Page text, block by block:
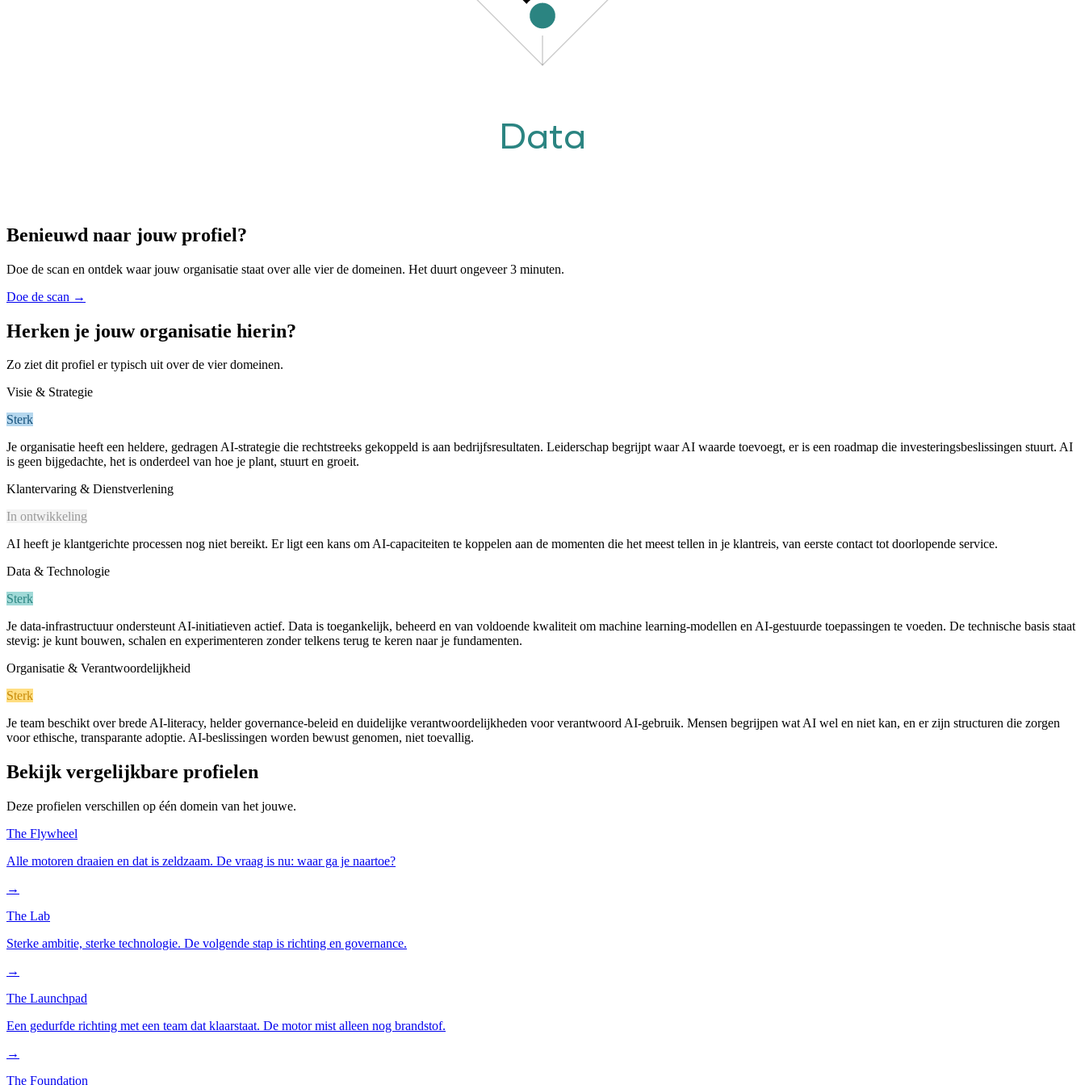
Data
Benieuwd naar jouw profiel?
Doe de scan en ontdek waar jouw organisatie staat over alle vier de domeinen. Het duurt ongeveer 3 minuten.
Doe de scan →
Herken je jouw organisatie hierin?
Zo ziet dit profiel er typisch uit over de vier domeinen.
Visie & Strategie
Sterk
Je organisatie heeft een heldere, gedragen AI-strategie die rechtstreeks gekoppeld is aan bedrijfsresultaten. Leiderschap begrijpt waar AI waarde toevoegt, er is een roadmap die investeringsbeslissingen stuurt. AI
is geen bijgedachte, het is onderdeel van hoe je plant, stuurt en groeit.
Klantervaring & Dienstverlening
In ontwikkeling
AI heeft je klantgerichte processen nog niet bereikt. Er ligt een kans om AI-capaciteiten te koppelen aan de momenten die het meest tellen in je klantreis, van eerste contact tot doorlopende service.
Data & Technologie
Sterk
Je data-infrastructuur ondersteunt AI-initiatieven actief. Data is toegankelijk, beheerd en van voldoende kwaliteit om machine learning-modellen en AI-gestuurde toepassingen te voeden. De technische basis staat
stevig: je kunt bouwen, schalen en experimenteren zonder telkens terug te keren naar je fundamenten.
Organisatie & Verantwoordelijkheid
Sterk
Je team beschikt over brede AI-literacy, helder governance-beleid en duidelijke verantwoordelijkheden voor verantwoord AI-gebruik. Mensen begrijpen wat AI wel en niet kan, en er zijn structuren die zorgen
voor ethische, transparante adoptie. AI-beslissingen worden bewust genomen, niet toevallig.
Bekijk vergelijkbare profielen
Deze profielen verschillen op één domein van het jouwe.
The Flywheel
Alle motoren draaien en dat is zeldzaam. De vraag is nu: waar ga je naartoe?
→
The Lab
Sterke ambitie, sterke technologie. De volgende stap is richting en governance.
→
The Launchpad
Een gedurfde richting met een team dat klaarstaat. De motor mist alleen nog brandstof.
→
The Foundation